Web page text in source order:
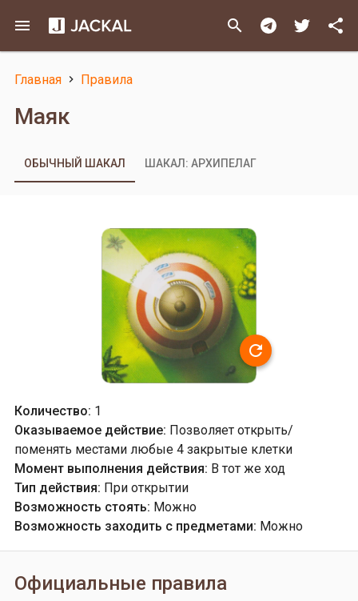
основному
menu share
search
Строка
навигации
Главная Правила
Маяк
ОБЫЧНЫЙ ШАКАЛ ШАКАЛ: АРХИПЕЛАГ
refresh
Количество: 1
Оказываемое действие: Позволяет открыть/
поменять местами любые 4 закрытые клетки
Момент выполнения действия: В тот же ход
Тип действия: При открытии
Возможность стоять: Можно
Возможность заходить с предметами: Можно
Официальные правила